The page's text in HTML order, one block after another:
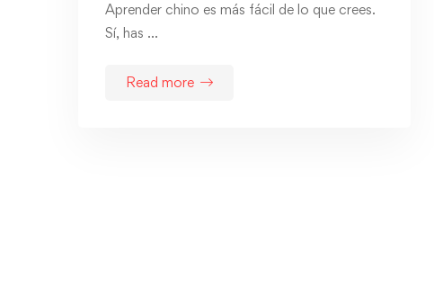
Aprender chino es más fácil de lo que crees.
Sí, has …
Read more